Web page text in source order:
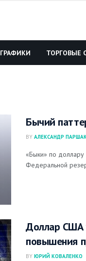
ГРАФИКИ ТОРГОВЫЕ
Бычий
BY АЛЕКСАНДР
«Быки» по доллару
Федеральной
Доллар США
повышения
BY ЮРИЙ КОВАЛЕНКО